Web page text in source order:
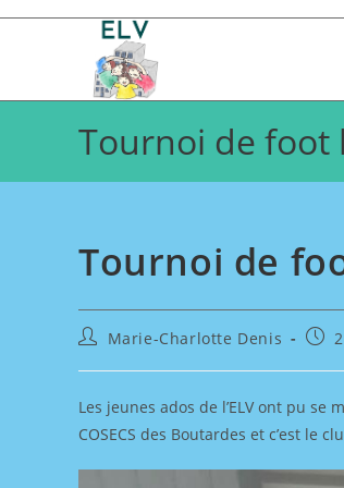
Skip
Tournoi de foot
Tournoi de
Auteur/autrice
la
publication :
Marie-Charlotte Denis
Les jeunes ados de l’ELV ont pu
COSECS des Boutardes et c’est le